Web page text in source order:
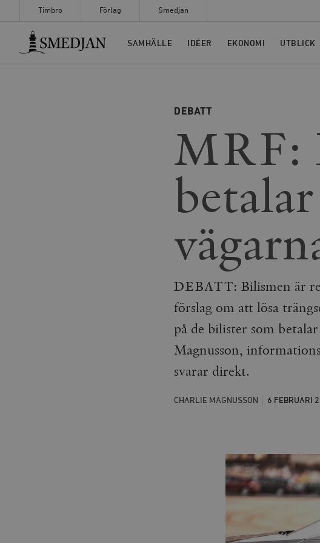
Timbro Förlag Smedjan
Timbro
SAMHÄLLE IDÉER EKONOMI UTBLICK
DEBATT
MRF:
DEBATT: Bilismen är
förslag om att lösa
på de bilister som
Magnusson,
svarar direkt.
CHARLIE MAGNUSSON 6 FEBRUARI